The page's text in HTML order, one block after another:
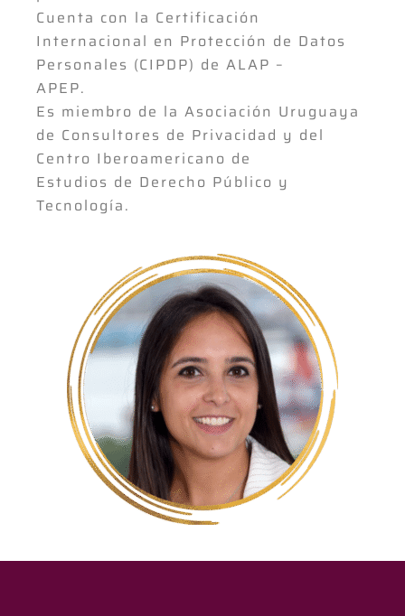
Cuenta con la Certificación
Internacional en Protección de Datos
Personales (CIPDP) de ALAP –
APEP.
Es miembro de la Asociación Uruguaya
de Consultores de Privacidad y del
Centro Iberoamericano de
Estudios de Derecho Público y
Tecnología.